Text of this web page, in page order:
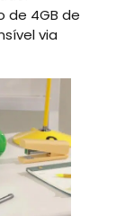
de 4GB de
via